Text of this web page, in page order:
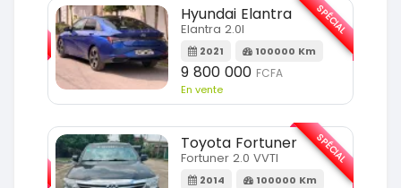
Hyundai Elantra
Elantra 2.0l
2021 100000 Km
9 800 000 FCFA
En vente
SPÉCIAL
Toyota Fortuner
Fortuner 2.0 VVTI
2014 100000 Km
SPÉCIAL